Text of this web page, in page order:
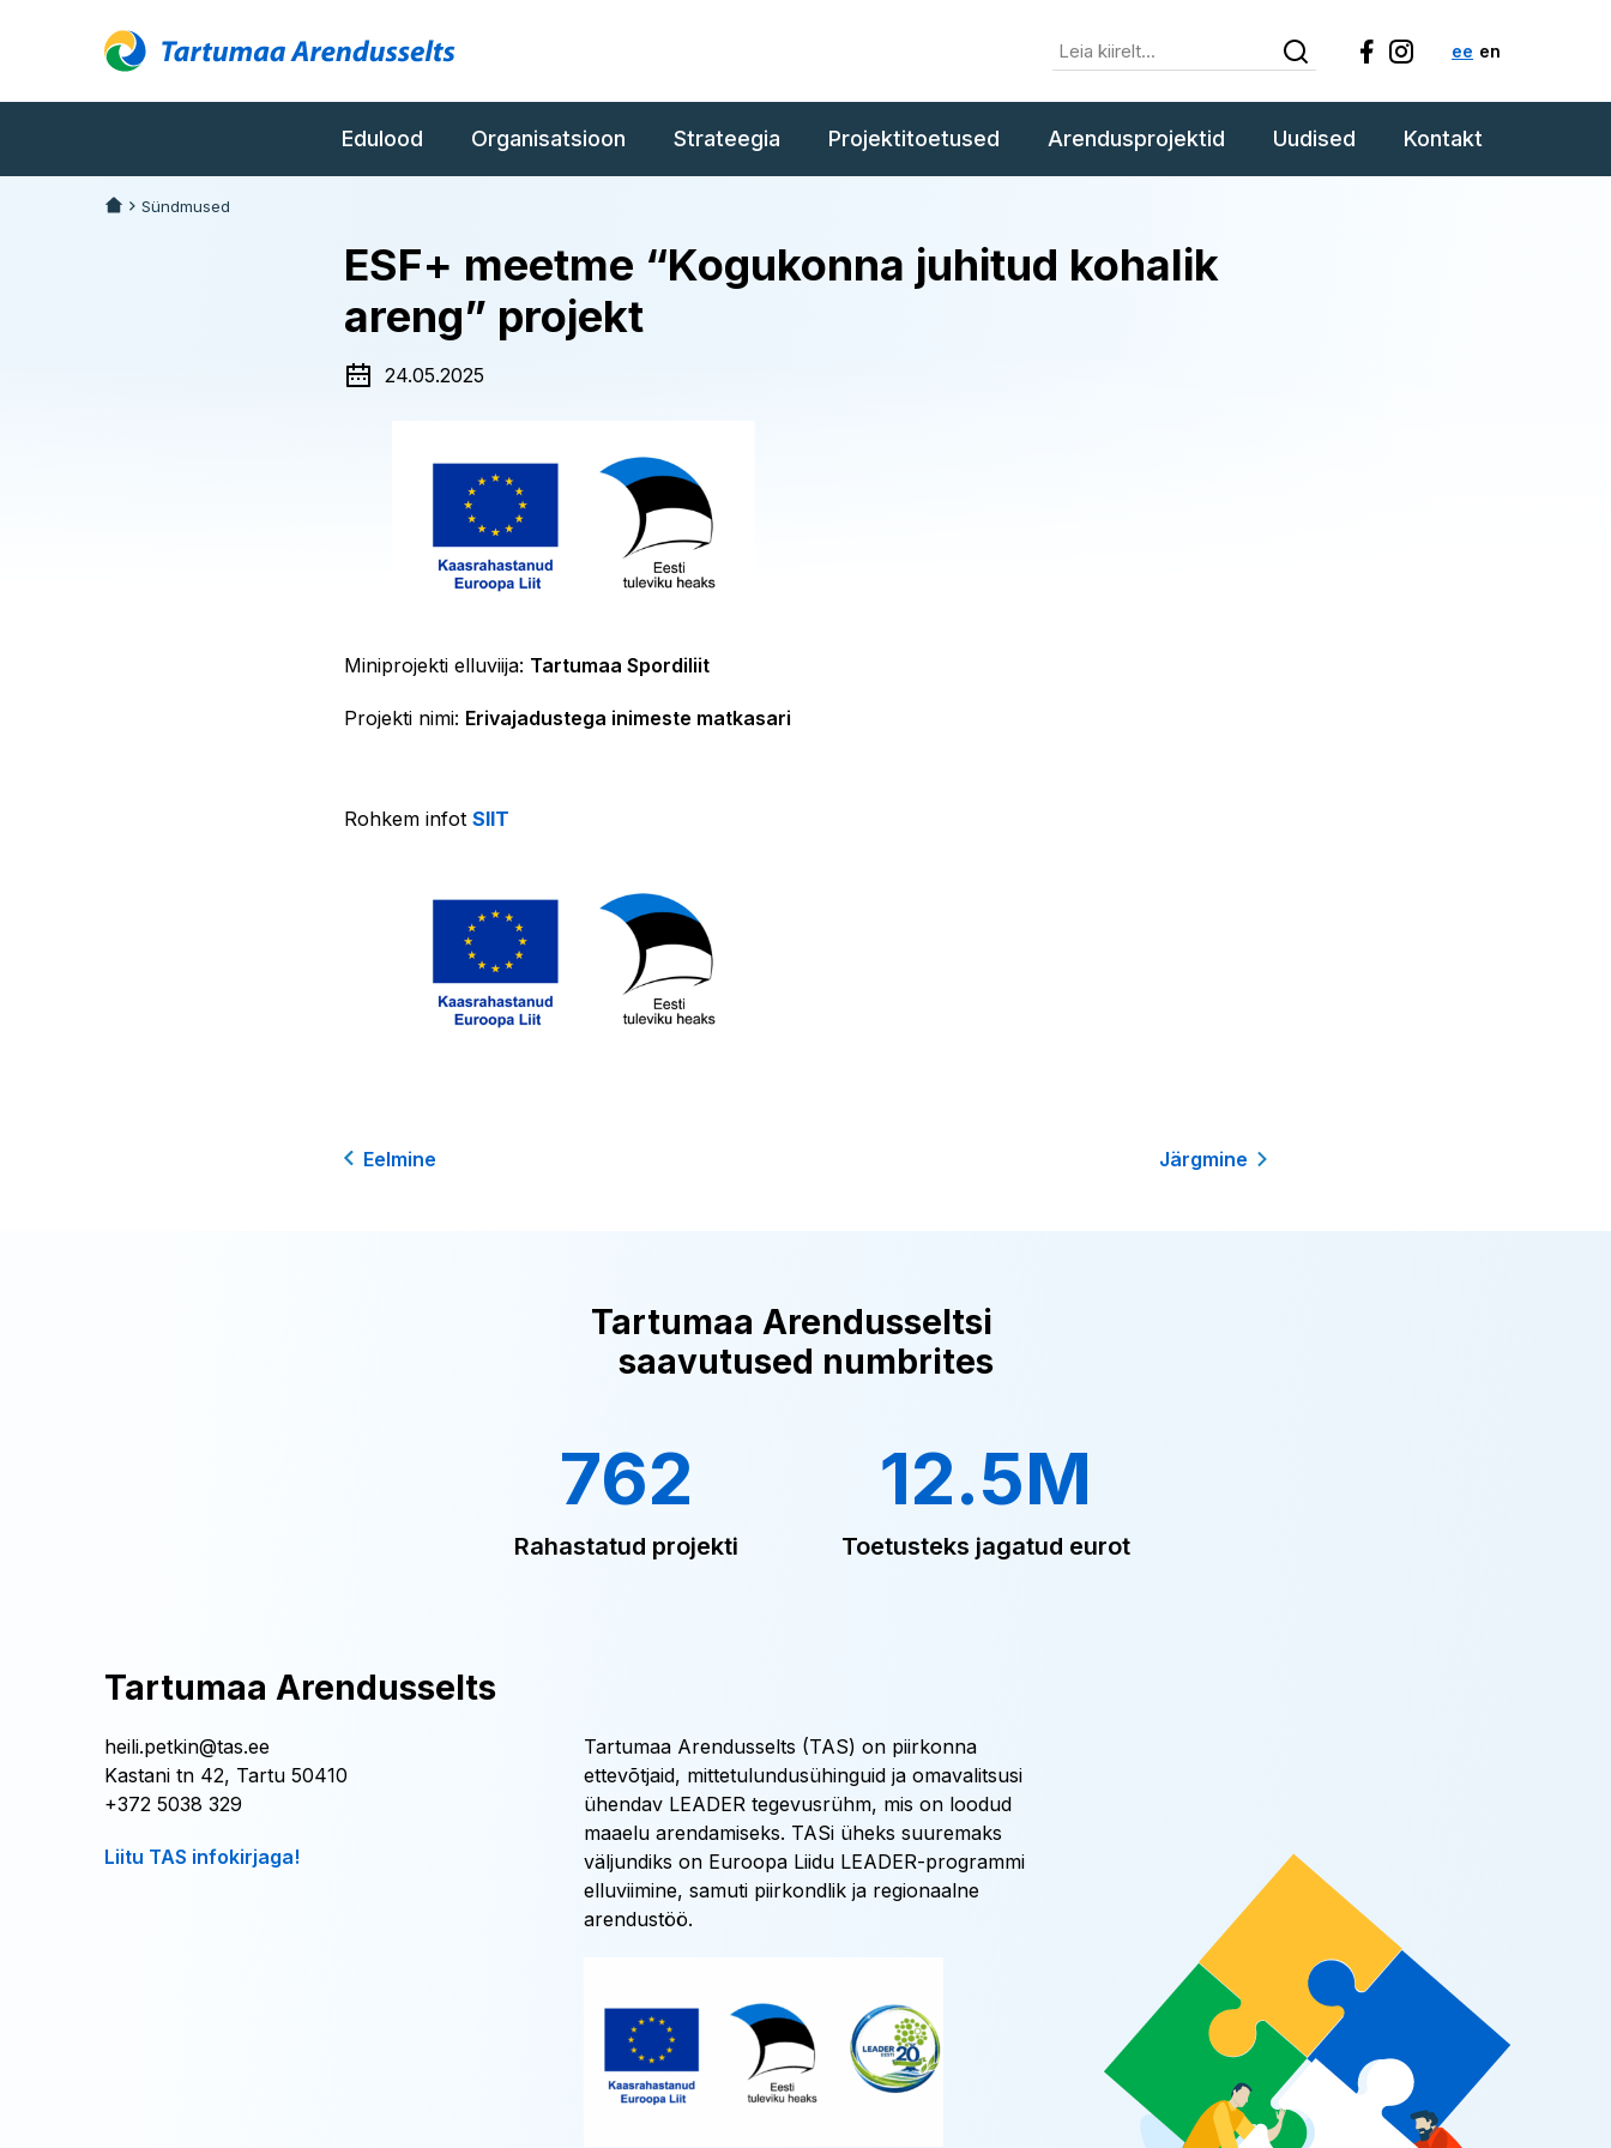
ee en
Edulood Organisatsioon Strateegia Projektitoetused Arendusprojektid Uudised Kontakt
Sündmused
ESF+ meetme “Kogukonna juhitud kohalik
areng” projekt
24.05.2025
Miniprojekti elluviija: Tartumaa Spordiliit
Projekti nimi: Erivajadustega inimeste matkasari
Rohkem infot SIIT
Eelmine Järgmine
Tartumaa Arendusseltsi
saavutused numbrites
762
Rahastatud projekti
12.5M
Toetusteks jagatud eurot
Tartumaa Arendusselts
heili.petkin@tas.ee
Kastani tn 42, Tartu 50410
+372 5038 329
Liitu TAS infokirjaga!
Tartumaa Arendusselts (TAS) on piirkonna
ettevõtjaid, mittetulundusühinguid ja omavalitsusi
ühendav LEADER tegevusrühm, mis on loodud
maaelu arendamiseks. TASi üheks suuremaks
väljundiks on Euroopa Liidu LEADER-programmi
elluviimine, samuti piirkondlik ja regionaalne
arendustöö.